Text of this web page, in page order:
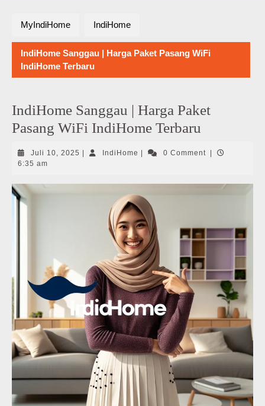
MyIndiHome IndiHome
IndiHome Sanggau | Harga Paket Pasang WiFi
IndiHome Terbaru
IndiHome Sanggau | Harga Paket
Pasang WiFi IndiHome Terbaru
Juli 10, 2025 Juli
IndiHome IndiHome0 Comment
6:35 am